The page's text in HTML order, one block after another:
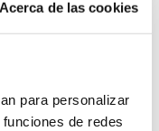
Acerca de las cookies
para personalizar
de redes